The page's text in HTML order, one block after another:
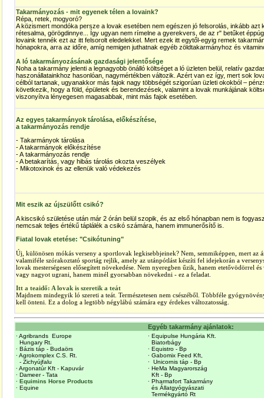
Takarmányozás - mit egyenek télen a lovaink?
Répa, retek, mogyoró?
A közismert mondóka persze a lovak esetében nem egészen jó felsorolás, inkább azt
rétesalma, görögdinnye... Így ugyan nem rímelne a gyerekvers, de az r" betűket
lovaink tennék ezt az itt felsorolt eledelekkel. Mert ezek itt egytől-egyig remek
hónapokra, arra az időre, amíg nemigen juthatnak egyéb zöldtakarmányhoz és
A ló takarmányozásának gazdasági jelentősége
Noha a takarmány jelenti a legnagyobb önálló költséget a ló üzleten belül, relatív
haszonállatainkhoz hasonlóan, nagymértékben változik. Azért van ez így, mert sok
célból tartanak, ugyanakkor más fajok nagy többségét szigorúan üzleti okokból –
következik, hogy a föld, épületek és berendezések, valamint a lovak munkájának
viszonyítva lényegesen magasabbak, mint más fajok esetében.
Az egyes takarmányok tárolása, előkészítése,
a takarmányozás rendje
- Takarmányok tárolása
- A takarmányok előkészítése
- A takarmányozás rendje
- A betakarítás, vagy hibás tárolás okozta veszélyek
- Mikotoxinok és az ellenük való védekezés
Mit eszik az újszülőtt csikó?
A kiscsikó születése után már 2 órán belül szopik, és az első hónapban nem is
nemcsak teljes értékű táplálék a csikó számára, hanem immunerősítő is.
Fiatal lovak etetése: "Csikótuning"
Új, különösen mókás verseny a sportlovak legkisebbjeinek? Nem, semmiképpen, mert az
valamiféle szórakoztató sportág rejlik, amely az utánpótlást készíti fel idejekorán a
lovak mesterségesen elősegített növekedése. Nem nyeregben űzik, hanem etetővödörrel
vagy nagyot ugrani, hanem minél gyorsabban növekedni - ez a feladat.
Itt a teaidő: A lovak is szeretik a teát
Majdnem mindegyik ló szereti a teát. Természetesen nem csészéből. Többféle
kell önteni. Ez a dolog a legtöbb négylábú számára egy érdekes változatosság.
Egyéb takarmány ajánlatok:
∙ Agribrands Europe
Hungary Rt.
∙ Bázis táp - Budaörs
∙ Agrokomplex C.S. Rt.
- Zichyújfalu
∙ Argonatúr Kft - Kapuvár
∙ Dameer - Tata
∙ Equimins Horse Products
∙ Equine
∙ Equipulse Hungária Kft.
Biatorbágy
∙ Equistro - Bp
∙ Gabomix Feed Kft,
∙ Unicornis táp - Bp
∙ HeMa Magyarország
Kft - Bp
∙ Pharmafort Takarmány
és Állatgyógyászati
Termékgyártó Rt